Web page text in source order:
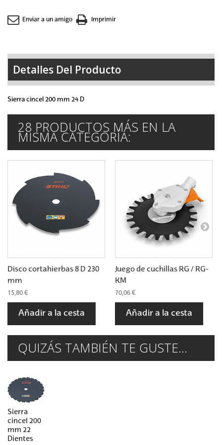
Enviar a un amigo Imprimir
Detalles Del Producto
Sierra cincel 200 mm 24 D
28 PRODUCTOS MÁS EN LA
MISMA CATEGORÍA:
Disco cortahierbas 8 D 230
mm
15,80 €
Añadir a la cesta
Juego de cuchillas RG / RG-
KM
70,06 €
Añadir a la cesta
QUIZÁS TAMBIÉN TE GUSTE...
Sierra
cincel 200
mm 22
Dientes